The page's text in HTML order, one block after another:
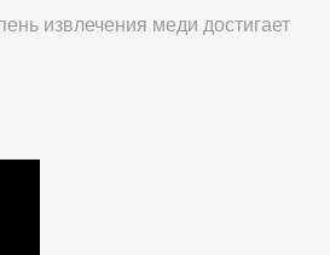
извлечения меди достигает